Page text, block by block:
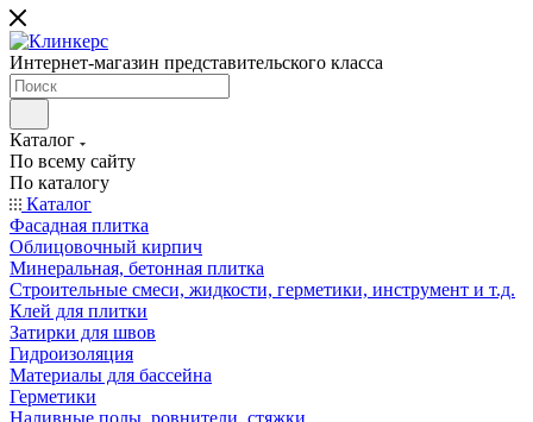
Интернет-магазин представительского класса
Каталог
По всему сайту
По каталогу
Каталог
Фасадная плитка
Облицовочный кирпич
Минеральная, бетонная плитка
Строительные смеси, жидкости, герметики, инструмент и т.д.
Клей для плитки
Затирки для швов
Гидроизоляция
Материалы для бассейна
Герметики
Наливные полы, ровнители, стяжки